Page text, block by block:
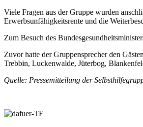
Viele Fragen aus der Gruppe wurden
Erwerbsunfähigkeitsrente und die
Zum Besuch des
Zuvor hatte der Gruppensprecher den
Trebbin, Luckenwalde, Jüterbog,
Quelle: Pressemitteilung der